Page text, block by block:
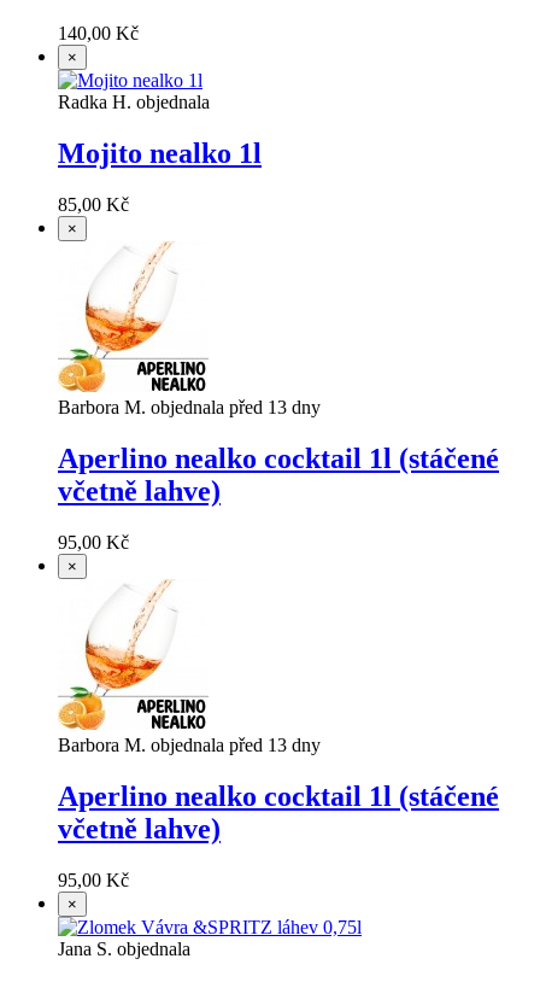
140,00 Kč
×
Radka H. objednala
Mojito nealko 1l
85,00 Kč
×
Barbora M. objednala před 13 dny
Aperlino nealko cocktail 1l (stáčené
včetně lahve)
95,00 Kč
×
Barbora M. objednala před 13 dny
Aperlino nealko cocktail 1l (stáčené
včetně lahve)
95,00 Kč
×
Jana S. objednala